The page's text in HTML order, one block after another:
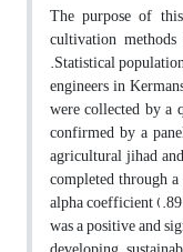
The purpose of
cultivation
.Statistical
engineers in
were collected by a
confirmed by a
agricultural jihad
completed through
alpha coefficient
was a positive and